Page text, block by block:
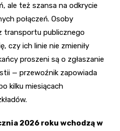
ale też szansa na odkrycie
połączeń. Osoby
transportu publicznego
czy ich linie nie zmieniły
proszeni są o zgłaszanie
— przewoźnik zapowiada
kilku miesiącach
2026 roku wchodzą w